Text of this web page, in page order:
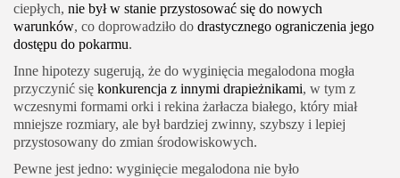
ciepłych, nie był w stanie przystosować się do nowych
warunków, co doprowadziło do drastycznego ograniczenia jego
dostępu do pokarmu.
Inne hipotezy sugerują, że do wyginięcia megalodona mogła
przyczynić się konkurencja z innymi drapieżnikami, w tym z
wczesnymi formami orki i rekina żarłacza białego, który miał
mniejsze rozmiary, ale był bardziej zwinny, szybszy i lepiej
przystosowany do zmian środowiskowych.
Pewne jest jedno: wyginięcie megalodona nie było